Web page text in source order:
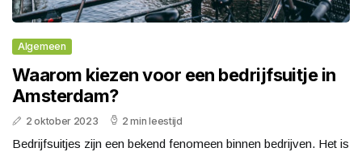
Algemeen
Waarom kiezen voor een bedrijfsuitje in
Amsterdam?
2 oktober 2023 2 min leestijd
Bedrijfsuitjes zijn een bekend fenomeen binnen bedrijven. Het is